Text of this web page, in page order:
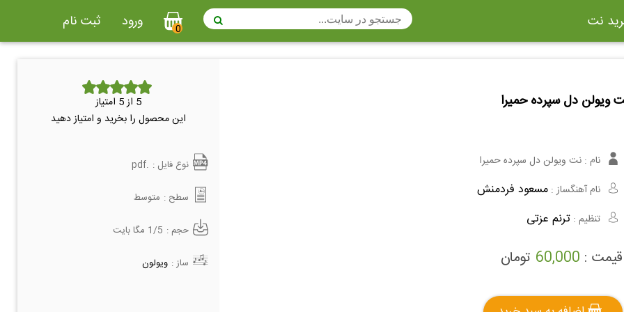
نت
سه تار
گلوکن اشپیل
نی هفت بند وکال
ویولا
ثبت نام ورود 0
ویولن دل سپرده حمیرا
نام : نت ویولن دل سپرده حمیرا
نام آهنگساز : مسعود فردمنش
تنظیم : ترنم عزتی
قیمت : 60,000 تومان
5 از 5 امتیاز
این محصول را بخرید و امتیاز دهید
نوع فایل : .pdf
سطح : متوسط
حجم : 1/5 مگا بایت
ساز : ویولون